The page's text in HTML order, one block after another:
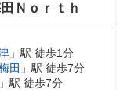
Ｎｏｒｔｈ
」駅 徒歩1分
田 」駅 徒歩7分
」駅 徒歩7分